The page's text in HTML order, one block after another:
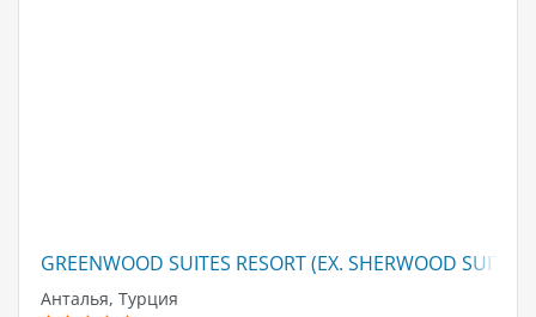
GREENWOOD SUITES RESORT (EX. SHERWOOD SUITES
Анталья, Турция